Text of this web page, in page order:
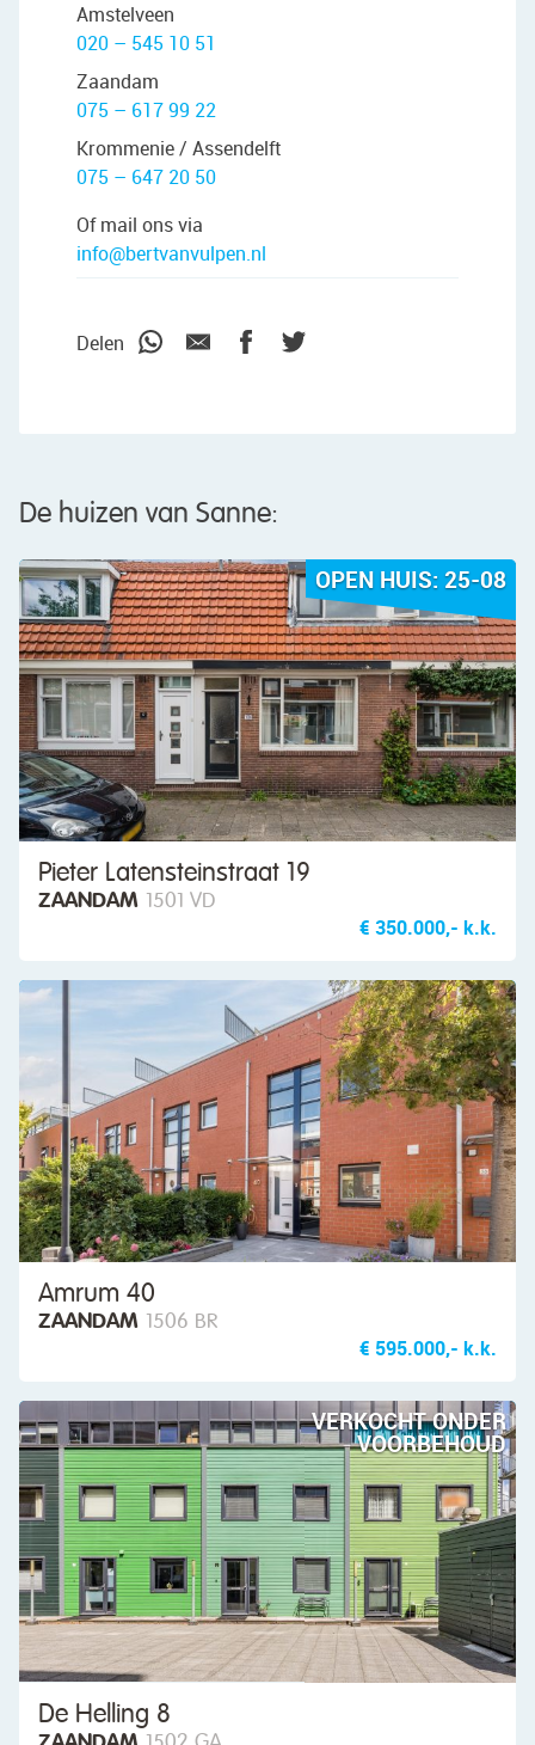
Amstelveen
020 – 545 10 51
Zaandam
075 – 617 99 22
Krommenie / Assendelft
075 – 647 20 50
Of mail ons via
info@bertvanvulpen.nl
Delen
De huizen van Sanne:
OPEN HUIS: 25-08
Pieter Latensteinstraat 19
ZAANDAM 1501 VD
€ 350.000,- k.k.
Amrum 40
ZAANDAM 1506 BR
€ 595.000,- k.k.
VERKOCHT ONDER
VOORBEHOUD
De Helling 8